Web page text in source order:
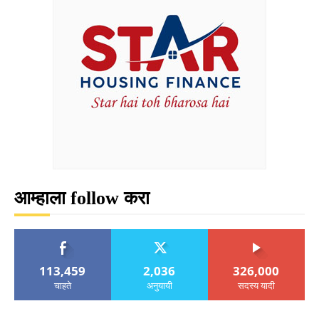
आम्हाला follow करा
113,459
चाहते
2,036
अनुयायी
326,000
सदस्य यादी